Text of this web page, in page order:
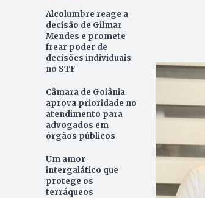
Alcolumbre reage a
decisão de Gilmar
Mendes e promete
frear poder de
decisões individuais
no STF
Câmara de Goiânia
aprova prioridade no
atendimento para
advogados em
órgãos públicos
Um amor
intergalático que
protege os
terráqueos